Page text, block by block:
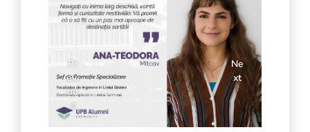
Pr
evi
ou
s
Ne
xt